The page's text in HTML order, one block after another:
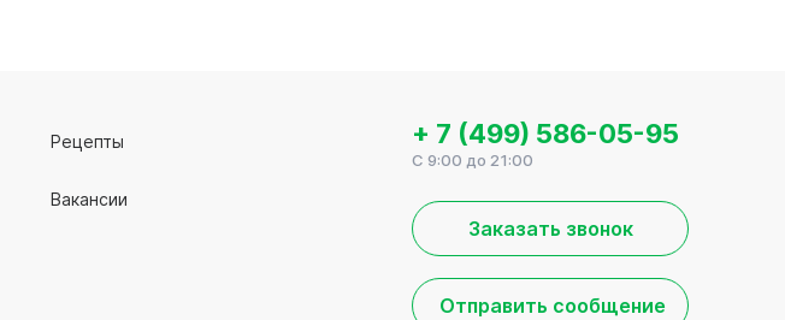
Рецепты
Вакансии
+ 7 (499) 586-05-95
C 9:00 до 21:00
Заказать звонок
Отправить сообщение